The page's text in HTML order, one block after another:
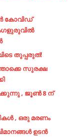
കോവിഡ്
തുപ്പരുത്!
സുരക്ഷ
, ജൂണ്‍ 8 ന്
, ഒരു മരണം
ഉടന്‍